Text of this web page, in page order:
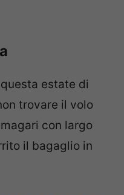
estate di
trovare il volo
con largo
il bagaglio in